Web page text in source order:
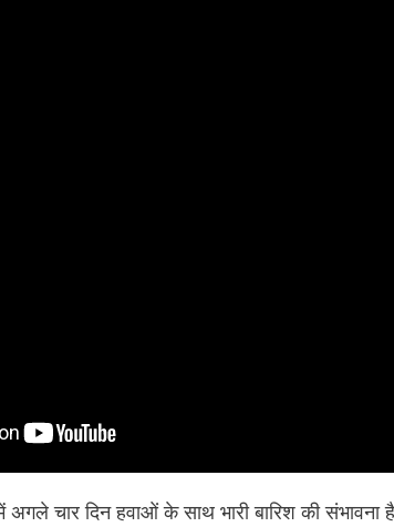
अगले चार दिन हवाओं के साथ भारी बारिश की संभावना